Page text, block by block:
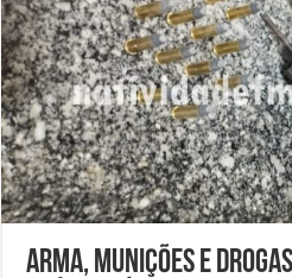
Arma, munições e